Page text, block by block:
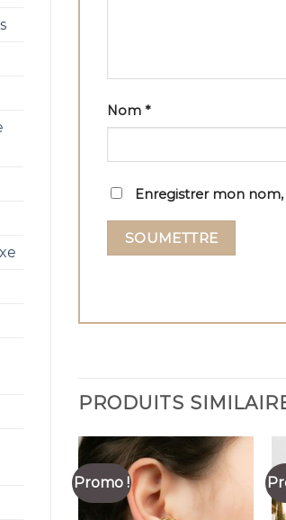
Nom *
Enregistrer mon
PRODUITS
Promo !